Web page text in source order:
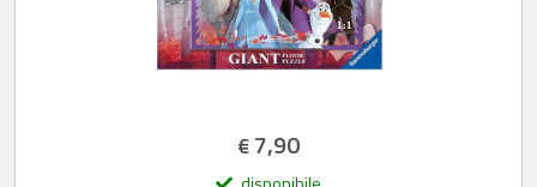
€7,90